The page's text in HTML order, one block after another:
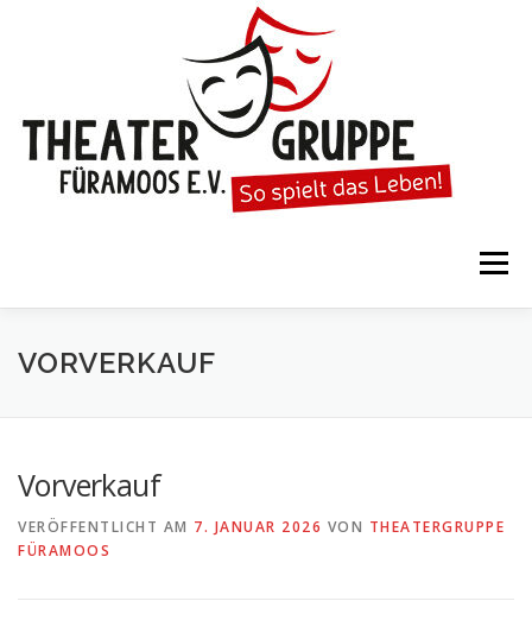
Menü
STARTSEITE DIE THEATERGRUPPE
KALENDER GESPIELTE STÜCKE
VORVERKAUF
Vorverkauf
VERÖFFENTLICHT AM 7. JANUAR 2026 VON THEATERGRUPPE
FÜRAMOOS